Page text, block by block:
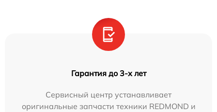
Гарантия до 3-х лет
Сервисный центр устанавливает
оригинальные запчасти техники REDMOND и